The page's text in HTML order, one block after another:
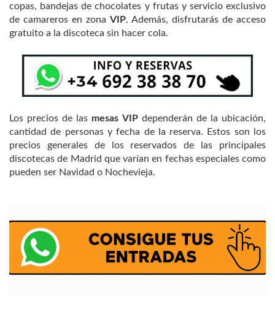
copas, bandejas de chocolates y frutas y servicio exclusivo
de camareros en zona VIP. Además, disfrutarás de acceso
gratuito a la discoteca sin hacer cola.
Los precios de las mesas VIPdependerán de la ubicación,
cantidad de personas y fecha de la reserva. Estos son los
precios generales de los reservados de las principales
discotecas de Madrid que varían en fechas especiales como
pueden ser Navidad o Nochevieja.